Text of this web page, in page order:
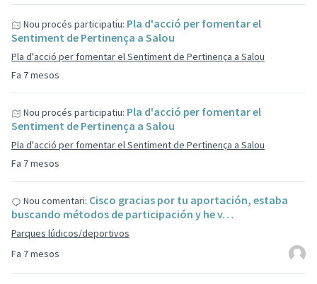
Fa 7 mesos
Nou procés participatiu: Pla d'acció per fomentar el
Sentiment de Pertinença a Salou
Pla d'acció per fomentar el Sentiment de Pertinença a Salou
Fa 7 mesos
Nou procés participatiu: Pla d'acció per fomentar el
Sentiment de Pertinença a Salou
Pla d'acció per fomentar el Sentiment de Pertinença a Salou
Fa 7 mesos
Nou comentari: Cisco gracias por tu aportación, estaba
buscando métodos de participación y he v…
Parques lúdicos/deportivos